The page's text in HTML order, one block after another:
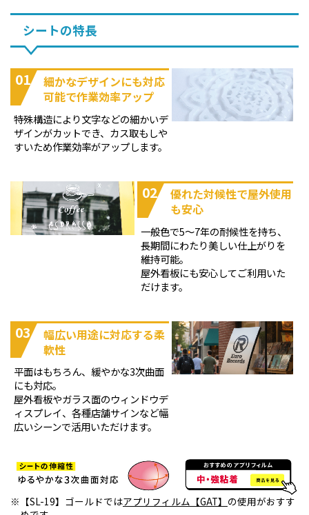
シートの特長
01
細かなデザインにも対応
可能で作業効率アップ
特殊構造により文字などの細かいデ
ザインがカットでき、カス取もしや
すいため作業効率がアップします。
02
優れた対候性で屋外使用
も安心
一般色で5～7年の耐候性を持ち、
長期間にわたり美しい仕上がりを
維持可能。
屋外看板にも安心してご利用いた
だけます。
03
幅広い用途に対応する柔
軟性
平面はもちろん、緩やかな3次曲面
にも対応。
屋外看板やガラス面のウィンドウデ
ィスプレイ、各種店舗サインなど幅
広いシーンで活用いただけます。
【SL-19】ゴールドではアプリフィルム【GAT】 の使用がおすす